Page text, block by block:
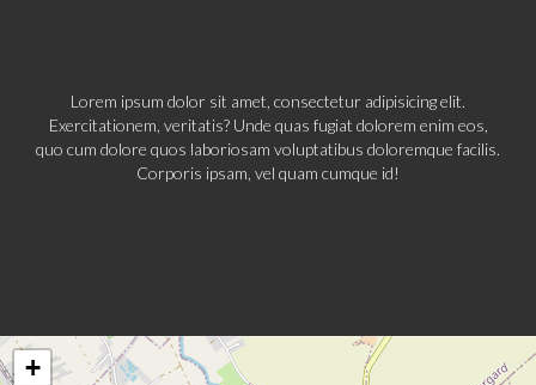
Lorem ipsum dolor sit amet, consectetur adipisicing elit.
Exercitationem, veritatis? Unde quas fugiat dolorem enim eos,
quo cum dolore quos laboriosam voluptatibus doloremque facilis.
Corporis ipsam, vel quam cumque id!
+